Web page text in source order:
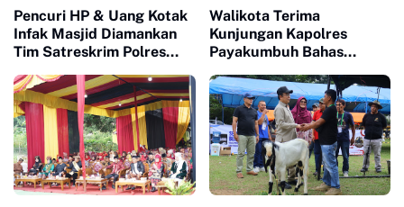
Pencuri HP & Uang Kotak
Infak Masjid Diamankan
Tim Satreskrim Polres
Walikota Terima
Kunjungan Kapolres
Payakumbuh Bahas
Hankamtibmas